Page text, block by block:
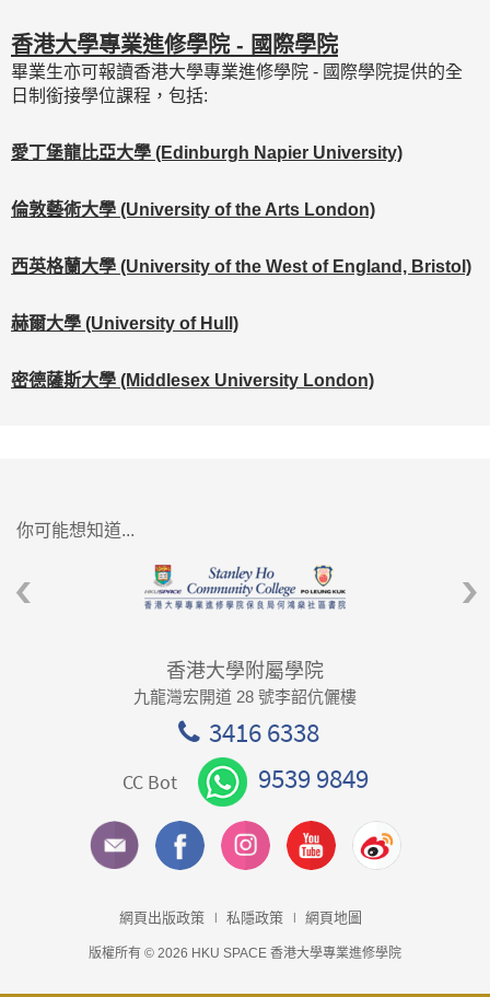
香港大學專業進修學院 - 國際學院
畢業生亦可報讀香港大學專業進修學院 - 國際學院提供的全
日制銜接學位課程，包括:
愛丁堡龍比亞大學 (Edinburgh Napier University)
倫敦藝術大學 (University of the Arts London)
西英格蘭大學 (University of the West of England, Bristol)
赫爾大學 (University of Hull)
密德薩斯大學 (Middlesex University London)
你可能想知道...
香港大學附屬學院
九龍灣宏開道 28 號李韶伉儷樓
3416 6338
CC Bot 9539 9849
網頁出版政策 私隱政策 網頁地圖
版權所有 © 2026 HKU SPACE 香港大學專業進修學院